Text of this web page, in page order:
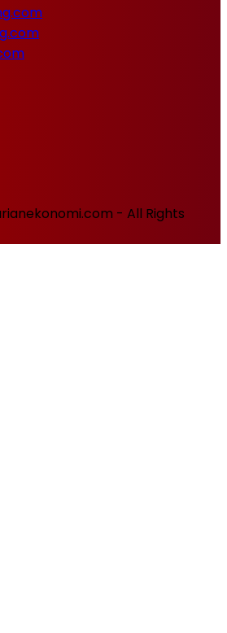
- All Rights